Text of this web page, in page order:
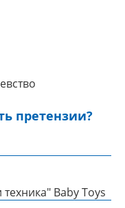
претензии?
Baby Toys